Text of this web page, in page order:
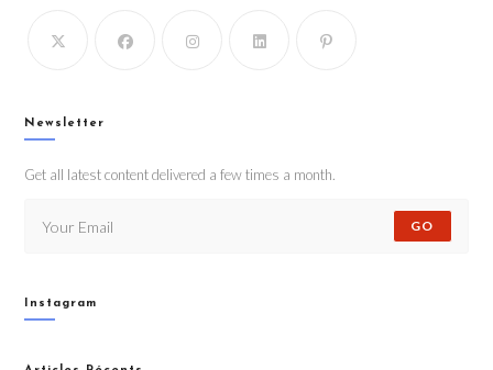
Newsletter
Get all latest content delivered a few times a month.
GO
Instagram